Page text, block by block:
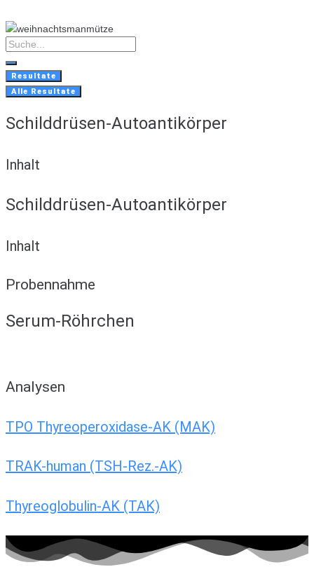
to
content
Search
...
Resultate
Alle Resultate
Schilddrüsen-Autoantikörper
Inhalt
Schilddrüsen-Autoantikörper
Inhalt
Probennahme
Serum-Röhrchen
Analysen
TPO Thyreoperoxidase-AK (MAK)
TRAK-human (TSH-Rez.-AK)
Thyreoglobulin-AK (TAK)